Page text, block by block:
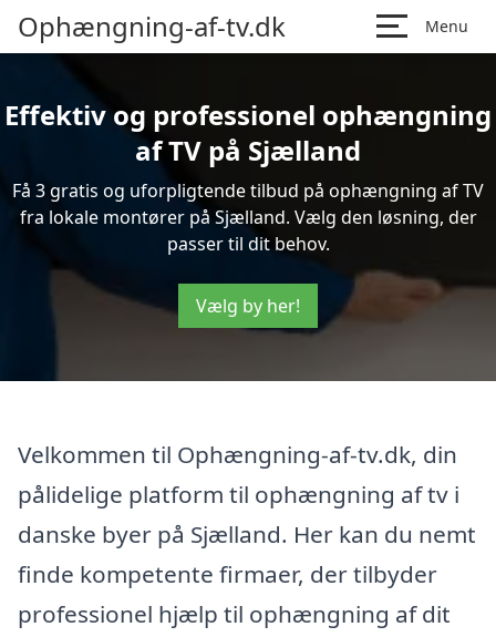
Ophængning-af-tv.dk Menu
Effektiv og professionel ophængning
af TV på Sjælland
Få 3 gratis og uforpligtende tilbud på ophængning af TV
fra lokale montører på Sjælland. Vælg den løsning, der
passer til dit behov.
Vælg by her!
Velkommen til Ophængning-af-tv.dk, din
pålidelige platform til ophængning af tv i
danske byer på Sjælland. Her kan du nemt
finde kompetente firmaer, der tilbyder
professionel hjælp til ophængning af dit